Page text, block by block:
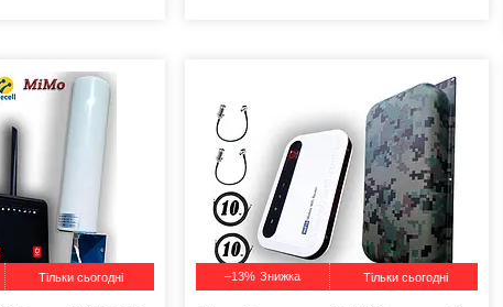
Тільки сьогодні –13% Тільки сьогодні